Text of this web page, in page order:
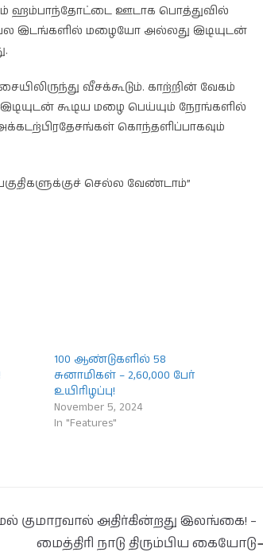
ஹம்பாந்தோட்டை ஊடாக பொத்துவில்
பல இடங்களில் மழையோ அல்லது இடியுடன்
வீசக்கூடும். காற்றின் வேகம்
கூடிய மழை பெய்யும் நேரங்களில்
கொந்தளிப்பாகவும்
செல்ல வேண்டாம்”
100 ஆண்டுகளில் 58
சுனாமிகள் – 2,60,000 பேர்
உயிரிழப்பு!
November 5, 2024
In "Features"
குமாரவால் அதிர்கின்றது இலங்கை! –
மைத்திரி நாடு திரும்பிய கையோடு